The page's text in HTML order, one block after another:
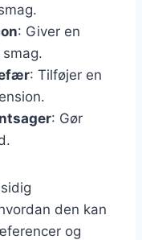
: Giver en
: Tilføjer en
: Gør
den kan
og